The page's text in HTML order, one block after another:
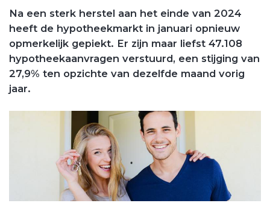
Na een sterk herstel aan het einde van 2024
heeft de hypotheekmarkt in januari opnieuw
opmerkelijk gepiekt. Er zijn maar liefst 47.108
hypotheekaanvragen verstuurd, een stijging van
27,9% ten opzichte van dezelfde maand vorig
jaar.